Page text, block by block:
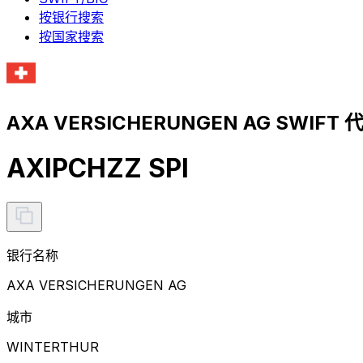
按银行搜索
按国家搜索
AXA VERSICHERUNGEN AG SWIFT
AXIPCHZZ SPI
银行名称
AXA VERSICHERUNGEN AG
城市
WINTERTHUR